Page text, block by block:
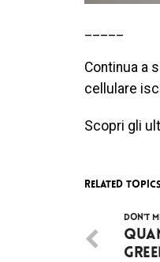
Continua a
cellulare
Scopri gli
RELATED
DON'T